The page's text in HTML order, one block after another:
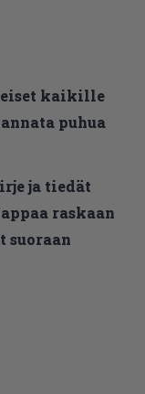
kaikille
puhua
ja tiedät
raskaan
suoraan